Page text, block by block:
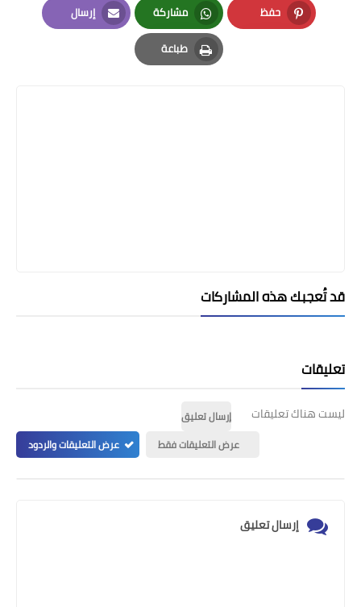
حفظ
Pinterest
مشاركة
Whatsapp
إرسال
Email
طباعة
Print
قد تُعجبك هذه المشاركات
تعليقات
ليست هناك تعليقات
إرسال تعليق
عرض التعليقات فقط
عرض التعليقات والردود
إرسال تعليق